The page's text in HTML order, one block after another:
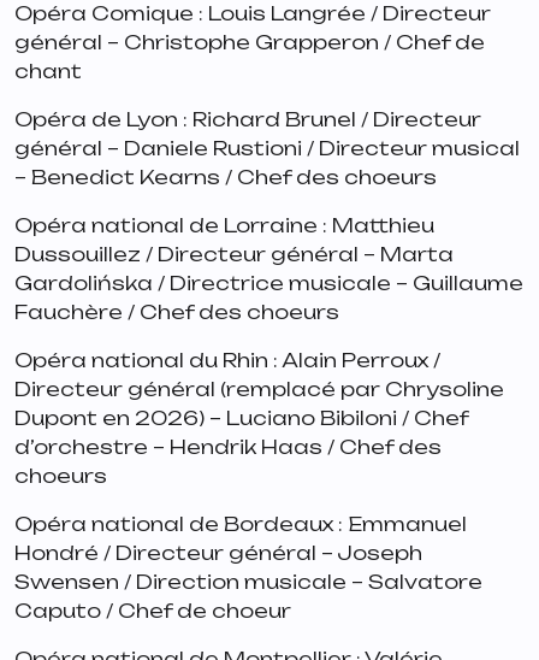
Opéra Comique : Louis Langrée / Directeur
général – Christophe Grapperon / Chef de
chant
Opéra de Lyon : Richard Brunel / Directeur
général – Daniele Rustioni / Directeur musical
– Benedict Kearns / Chef des choeurs
Opéra national de Lorraine : Matthieu
Dussouillez / Directeur général – Marta
Gardolińska / Directrice musicale – Guillaume
Fauchère / Chef des choeurs
Opéra national du Rhin : Alain Perroux /
Directeur général (remplacé par Chrysoline
Dupont en 2026) – Luciano Bibiloni / Chef
d’orchestre – Hendrik Haas / Chef des
choeurs
Opéra national de Bordeaux : Emmanuel
Hondré / Directeur général – Joseph
Swensen / Direction musicale – Salvatore
Caputo / Chef de choeur